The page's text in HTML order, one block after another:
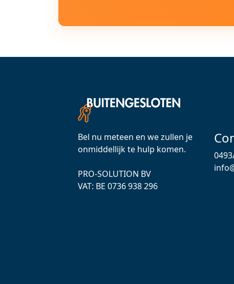
Bel nu meteen en we zullen je
onmiddellijk te hulp komen.
PRO-SOLUTION BV
VAT: ВЕ 0736 938 296